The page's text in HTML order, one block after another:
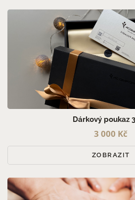
Dárkový poukaz
3 000 Kč
ZOBRAZIT